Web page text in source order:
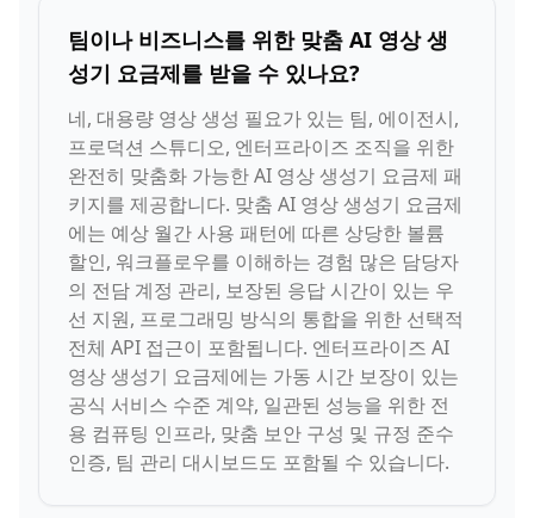
팀이나 비즈니스를 위한 맞춤 AI 영상 생
성기 요금제를 받을 수 있나요?
네, 대용량 영상 생성 필요가 있는 팀, 에이전시,
프로덕션 스튜디오, 엔터프라이즈 조직을 위한
완전히 맞춤화 가능한 AI 영상 생성기 요금제 패
키지를 제공합니다. 맞춤 AI 영상 생성기 요금제
에는 예상 월간 사용 패턴에 따른 상당한 볼륨
할인, 워크플로우를 이해하는 경험 많은 담당자
의 전담 계정 관리, 보장된 응답 시간이 있는 우
선 지원, 프로그래밍 방식의 통합을 위한 선택적
전체 API 접근이 포함됩니다. 엔터프라이즈 AI
영상 생성기 요금제에는 가동 시간 보장이 있는
공식 서비스 수준 계약, 일관된 성능을 위한 전
용 컴퓨팅 인프라, 맞춤 보안 구성 및 규정 준수
인증, 팀 관리 대시보드도 포함될 수 있습니다.